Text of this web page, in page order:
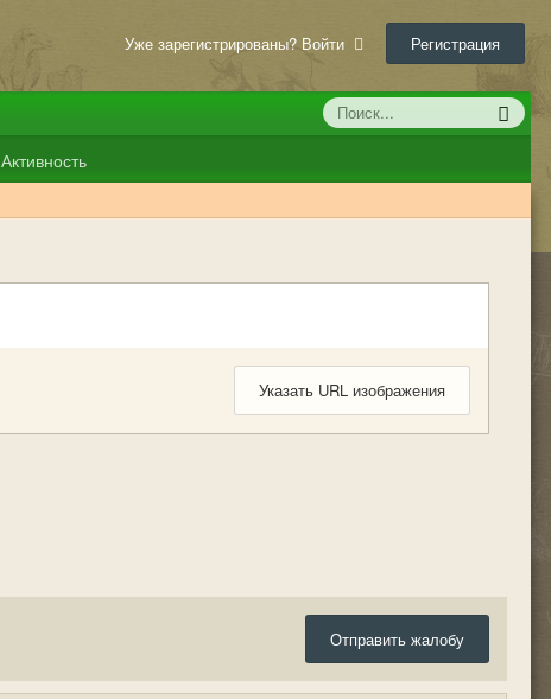
Уже зарегистрированы? Войти Регистрация
Активность
Указать URL изображения
Отправить жалобу